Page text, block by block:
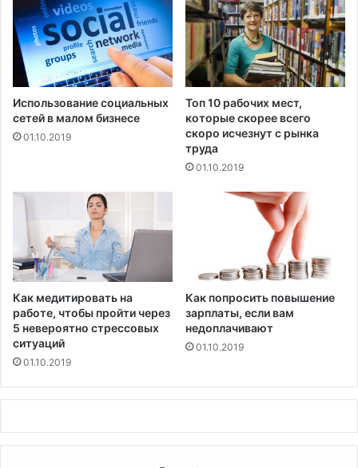
Использование социальных
сетей в малом бизнесе
01.10.2019
Топ 10 рабочих мест,
которые скорее всего
скоро исчезнут с рынка
труда
01.10.2019
Как медитировать на
работе, чтобы пройти через
5 невероятно стрессовых
ситуаций
01.10.2019
Как попросить повышение
зарплаты, если вам
недоплачивают
01.10.2019